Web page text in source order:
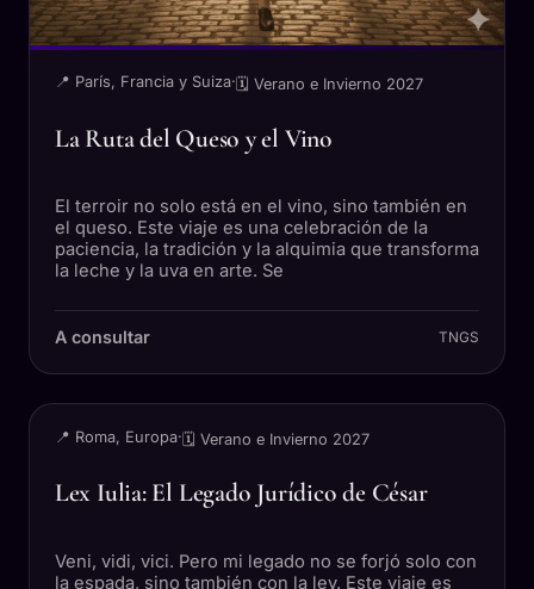
📍 París, Francia y Suiza· 🗓 Verano e Invierno 2027
La Ruta del Queso y el Vino
El terroir no solo está en el vino, sino también en
el queso. Este viaje es una celebración de la
paciencia, la tradición y la alquimia que transforma
la leche y la uva en arte. Se
A consultar TNGS
VIAJE
📍 Roma, Europa·🗓 Verano e Invierno 2027
Lex Iulia: El Legado Jurídico de César
Veni, vidi, vici. Pero mi legado no se forjó solo con
la espada, sino también con la ley. Este viaje es